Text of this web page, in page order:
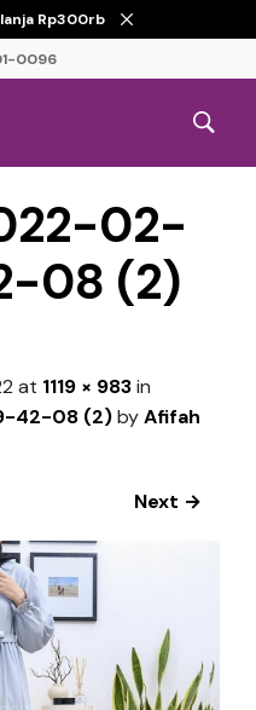
Rp300rb
0096
02-
08 (2)
at 1119 × 983in
42-08 (2)byAfifah
Next →